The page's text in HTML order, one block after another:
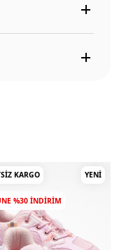
KARGO YENI
%30 INDIRIM